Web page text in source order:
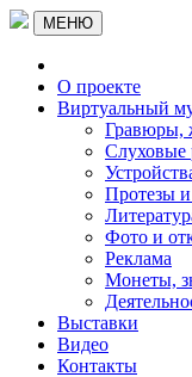
МЕНЮ
О проекте
Виртуальный
Гравюры,
Слуховые
Протезы
Фото и
Реклама
Монеты,
Выставки
Видео
Контакты